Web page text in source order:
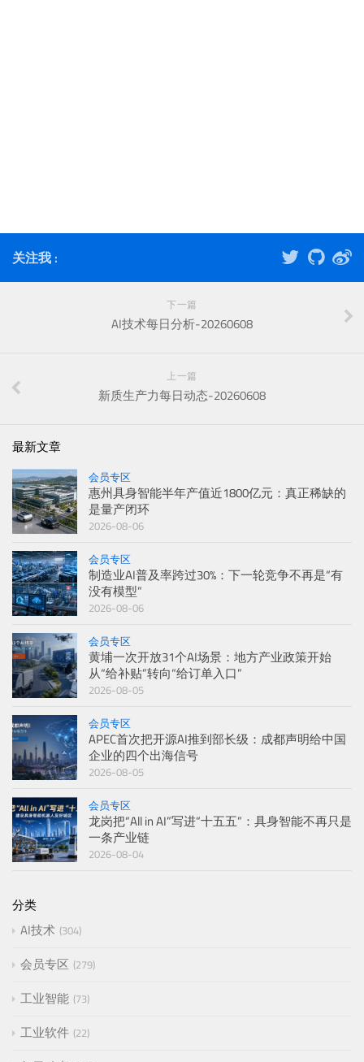
关注我 :
下一篇
AI技术每日分析-20260608
上一篇
新质生产力每日动态-20260608
最新文章
会员专区
惠州具身智能半年产值近1800亿元：真正稀缺的
是量产闭环
2026-08-06
会员专区
制造业AI普及率跨过30%：下一轮竞争不再是“有
没有模型”
2026-08-06
会员专区
黄埔一次开放31个AI场景：地方产业政策开始
从“给补贴”转向“给订单入口”
2026-08-05
会员专区
APEC首次把开源AI推到部长级：成都声明给中国
企业的四个出海信号
2026-08-05
会员专区
龙岗把“All in AI”写进“十五五”：具身智能不再只是
一条产业链
2026-08-04
分类
AI技术 304
会员专区 279
工业智能 73
工业软件 22